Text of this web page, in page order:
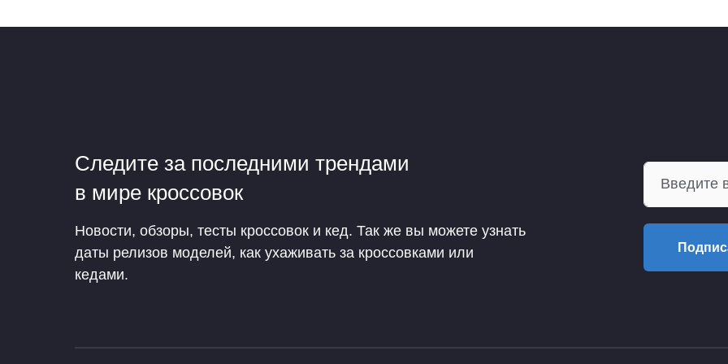
Следите за последними трендами
в мире кроссовок
Новости, обзоры, тесты кроссовок и кед. Так же вы можете узнать
даты релизов моделей, как ухаживать за кроссовками или
кедами.